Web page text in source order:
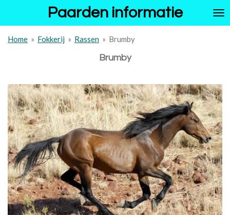
de
Paarden informatie
Home » Fokkerij » Rassen » Brumby
Brumby